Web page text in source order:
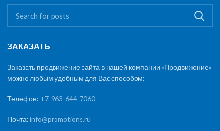
ЗАКАЗАТЬ
Заказать продвижение сайта в нашей компании «Продвижение»
можно любым удобным для Вас способом:
Телефон: +7-963-644-7060
Почта: info@promotions.ru